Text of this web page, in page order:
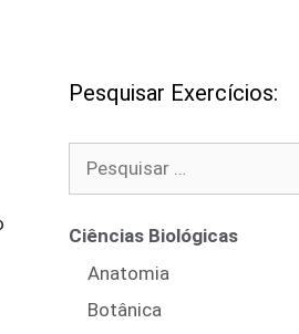
Pesquisar Exercícios:
Ciências Biológicas
Anatomia
Botânica